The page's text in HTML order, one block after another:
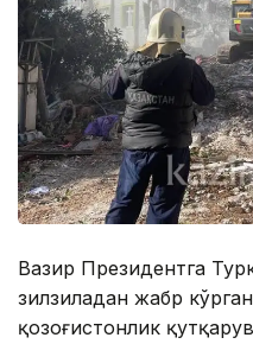
Вазир Президентга
зилзиладан жабр
қозоғистонлик